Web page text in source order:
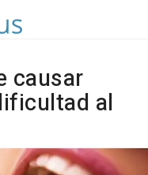
causar
al